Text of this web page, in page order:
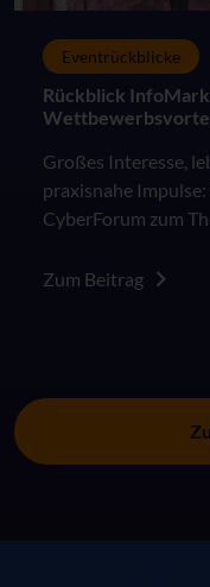
Eventrückblicke
Rückblick
Großes Interesse,
praxisnahe
CyberForum zum
Zum Beitrag